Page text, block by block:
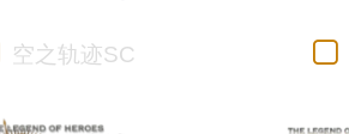
空之轨迹SC